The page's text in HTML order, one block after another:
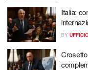
Italia:
BY